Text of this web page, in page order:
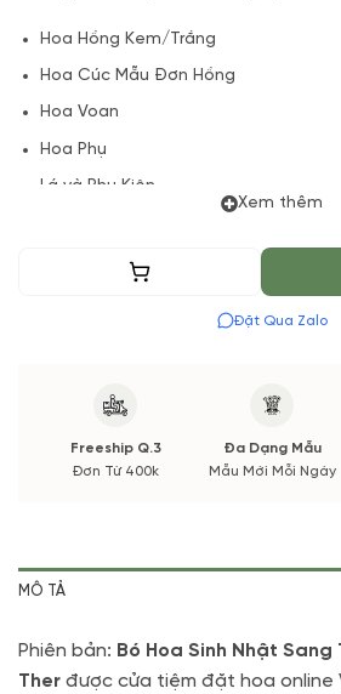
Hoa Hồng Kem/Trắng
Hoa Cúc Mẫu Đơn Hồng
Hoa Voan
Hoa Phụ
Lá và Phụ Kiện
theo màu tốt nhất cho bạn, Hoa phụ
Mùa vụ. Vườn Hoa Tươi đảm bảo
khách hàng xác nhận trước khi cắm hay
Xem thêm
Thêm vào giỏ
Đặt Qua Zalo
Freeship Q.3
Đơn Từ 400k
Đa Dạng Mẫu
Mẫu Mới Mỗi Ngày
MÔ TẢ
Phiên bản: Bó Hoa Sinh Nhật Sang
Ther được cửa tiệm đặt hoa online